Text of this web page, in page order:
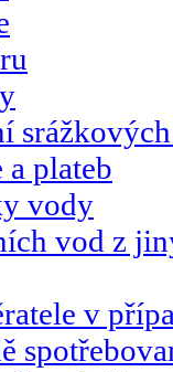
a plateb
vody
vod z
v